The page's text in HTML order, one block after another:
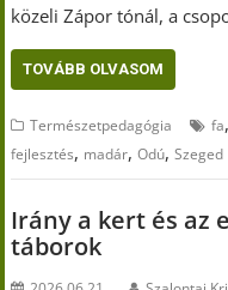
közeli Zápor tónál, a
TOVÁBB OLVASOM
Természetpedagógia fa
fejlesztés, madár,Odú,Szeged
Irány a kert és az
táborok